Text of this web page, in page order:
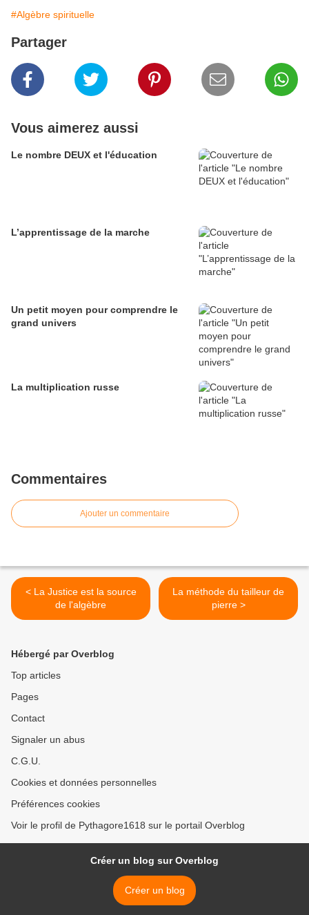
#Algèbre spirituelle
Partager
Vous aimerez aussi
Le nombre DEUX et l'éducation
L’apprentissage de la marche
Un petit moyen pour comprendre le
grand univers
La multiplication russe
Commentaires
Ajouter un commentaire
< La Justice est la source
de l'algèbre
La méthode du tailleur de
pierre >
Hébergé par Overblog
Top articles
Pages
Contact
Signaler un abus
C.G.U.
Cookies et données personnelles
Préférences cookies
Voir le profil de Pythagore1618 sur le portail Overblog
Créer un blog sur Overblog
Créer un blog